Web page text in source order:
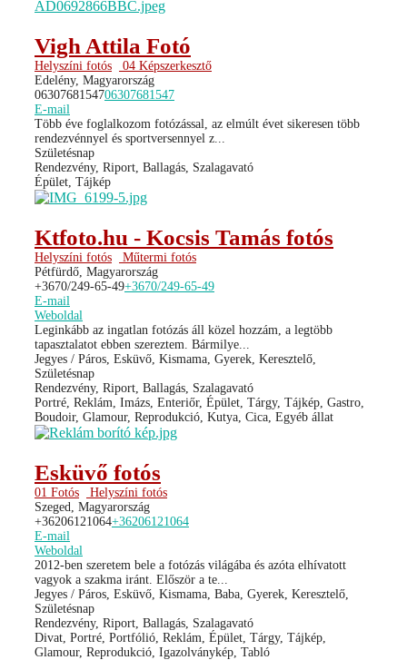
Vigh Attila Fotó
Helyszíni fotós
04 Képszerkesztő
Edelény, Magyarország
0630768154706307681547
E-mail
Több éve foglalkozom fotózással, az elmúlt évet sikeresen több
rendezvénnyel és sportversennyel z...
Születésnap
Rendezvény, Riport, Ballagás, Szalagavató
Épület, Tájkép
Ktfoto.hu - Kocsis Tamás fotós
Helyszíni fotós
Műtermi fotós
Pétfürdő, Magyarország
+3670/249-65-49+3670/249-65-49
E-mail
Weboldal
Leginkább az ingatlan fotózás áll közel hozzám, a legtöbb
tapasztalatot ebben szereztem. Bármilye...
Jegyes / Páros, Esküvő, Kismama, Gyerek, Keresztelő,
Születésnap
Rendezvény, Riport, Ballagás, Szalagavató
Portré, Reklám, Imázs, Enteriőr, Épület, Tárgy, Tájkép, Gastro,
Boudoir, Glamour, Reprodukció, Kutya, Cica, Egyéb állat
Esküvő fotós
01 Fotós
Helyszíni fotós
Szeged, Magyarország
+36206121064+36206121064
E-mail
Weboldal
2012-ben szeretem bele a fotózás világába és azóta elhívatott
vagyok a szakma iránt. Először a te...
Jegyes / Páros, Esküvő, Kismama, Baba, Gyerek, Keresztelő,
Születésnap
Rendezvény, Riport, Ballagás, Szalagavató
Divat, Portré, Portfólió, Reklám, Épület, Tárgy, Tájkép,
Glamour, Reprodukció, Igazolványkép, Tabló